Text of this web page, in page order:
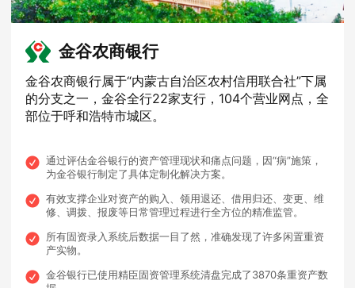
金谷农商银行
金谷农商银行属于“内蒙古自治区农村信用联合社”下属
的分支之一，金谷全行22家支行，104个营业网点，全
部位于呼和浩特市城区。
通过评估金谷银行的资产管理现状和痛点问题，因“病”施策，
为金谷银行制定了具体定制化解决方案。
有效支撑企业对资产的购入、领用退还、借用归还、变更、维
修、调拨、报废等日常管理过程进行全方位的精准监管。
所有固资录入系统后数据一目了然，准确发现了许多闲置重资
产实物。
金谷银行已使用精臣固资管理系统清盘完成了3870条重资产数